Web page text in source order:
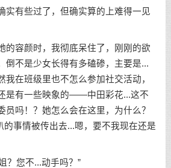
实有些过了，但确实算的上难得一见
容颜时，我彻底呆住了，刚刚的欲
倒不是少女长得有多磕碜，主要是...
我在班级里也不怎么参加社交活动，
是有一些映象的——中田彩花...这不
员吗！？她怎么会在这里，为什么？
的事情被传出去...嗯，要不我现在还是
您不...动手吗？”